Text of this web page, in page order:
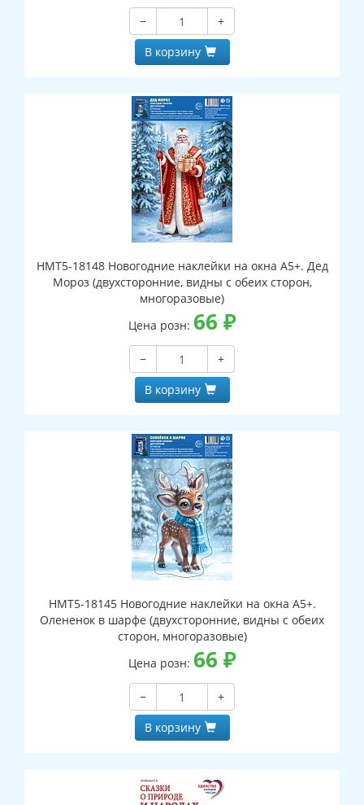
−
+
В корзину
НМТ5-18148 Новогодние наклейки на окна А5+. Дед
Мороз (двухсторонние, видны с обеих сторон,
многоразовые)
Цена розн: 66 ₽
−
+
В корзину
НМТ5-18145 Новогодние наклейки на окна А5+.
Олененок в шарфе (двухсторонние, видны с обеих
сторон, многоразовые)
Цена розн: 66 ₽
−
+
В корзину